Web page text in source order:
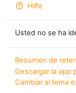
Hilfe
Usted no se ha
Resumen de
Descargar la app
Cambiar al tema